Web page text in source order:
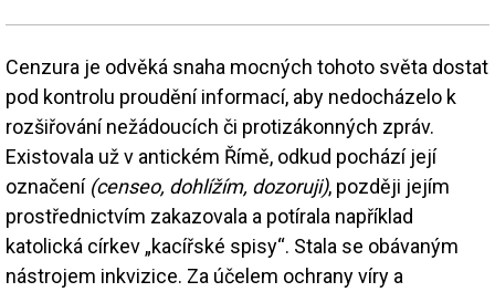
Cenzura je odvěká snaha mocných tohoto světa dostat
pod kontrolu proudění informací, aby nedocházelo k
rozšiřování nežádoucích či protizákonných zpráv.
Existovala už v antickém Římě, odkud pochází její
označení (censeo, dohlížím, dozoruji), později jejím
prostřednictvím zakazovala a potírala například
katolická církev „kacířské spisy“. Stala se obávaným
nástrojem inkvizice. Za účelem ochrany víry a